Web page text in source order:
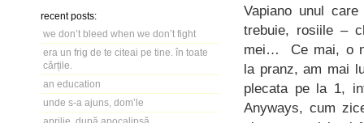
recent posts:
we don’t bleed when we don’t fight
era un frig de te citeai pe tine. în toate
cărțile.
an education
unde s-a ajuns, dom’le
Vapiano unul
trebuie, rosiile –
mei… Ce mai, o
la pranz, am mai
plecata pe la 1,
Anyways, cum